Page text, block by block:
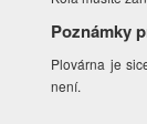
Poznámky
Plovárna je
není.